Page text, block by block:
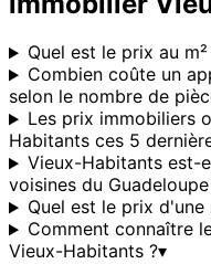
Quel est le prix au
Combien coûte un
selon le nombre de
Les prix immobiliers
Habitants ces 5
Vieux-Habitants est-
voisines du
Quel est le prix
Comment connaître
Vieux-Habitants ?▾